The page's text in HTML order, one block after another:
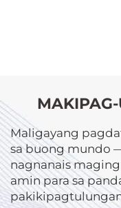
Maligayang
sa buong mundo
nagnanais maging
amin para sa